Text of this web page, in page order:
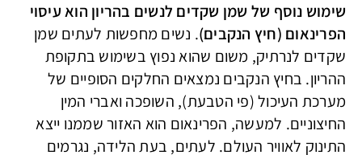
שימוש נוסף של שמן שקדים לנשים בהריון הוא עיסוי
הפרינאום (חיץ הנקבים). נשים מחפשות לעתים שמן
שקדים לנרתיק, משום שהוא נפוץ בשימוש בתקופת
ההריון. בחיץ הנקבים נמצאים החלקים הסופיים של
מערכת העיכול (פי הטבעת), השופכה ואברי המין
החיצוניים. למעשה, הפרינאום הוא האזור שממנו ייצא
התינוק לאוויר העולם. לעתים, בעת הלידה, נגרמים